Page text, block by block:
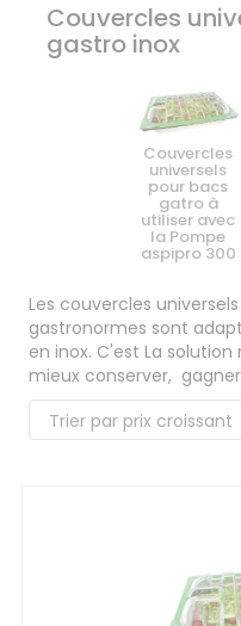
Couvercles
gastro inox
Couvercles
universels
pour bacs
gatro à
utiliser avec
la Pompe
aspipro 300
Les couvercles
gastronormes sont
en inox. C'est La
mieux conserver,